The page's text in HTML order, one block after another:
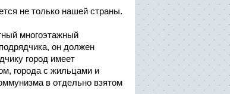
не только нашей страны.
многоэтажный
он должен
город имеет
города с жильцами и
в отдельно взятом